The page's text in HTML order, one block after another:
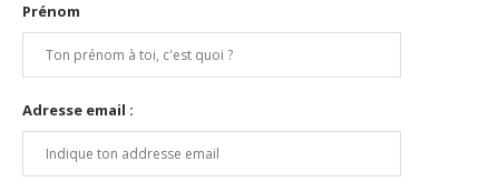
Prénom
Adresse email :